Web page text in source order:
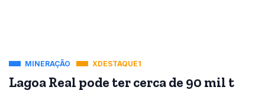
MINERAÇÃO XDESTAQUE1
Lagoa Real pode ter cerca de 90 mil t